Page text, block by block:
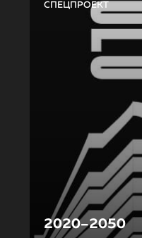
СПЕЦПРОЕКТ
2020–2050